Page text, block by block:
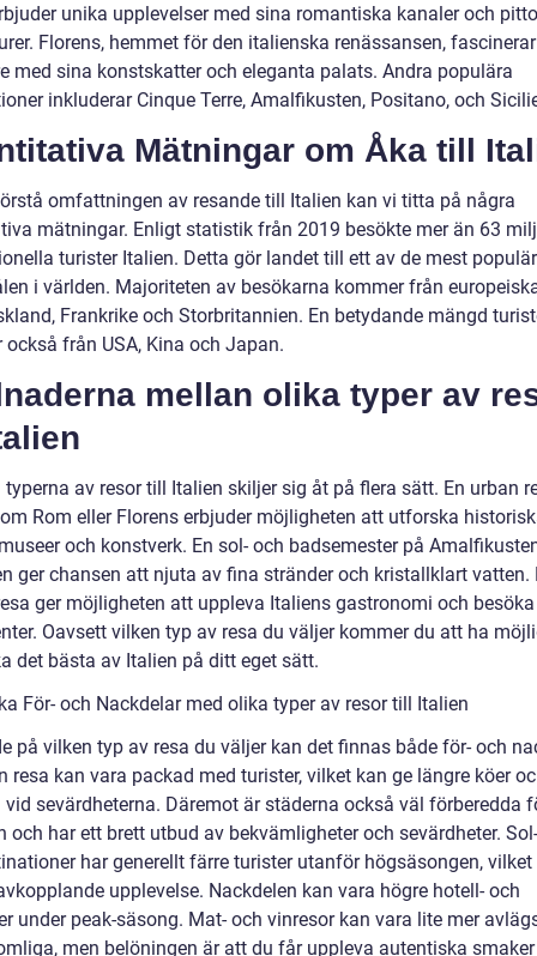
unika upplevelser med sina romantiska kanaler och
Florens, hemmet för den italienska renässansen, fascinerar
med sina konstskatter och eleganta palats. Andra populära
inkluderar Cinque Terre, Amalfikusten, Positano, och
Mätningar om Åka till
omfattningen av resande till Italien kan vi titta på några
mätningar. Enligt statistik från 2019 besökte mer än 63
turister Italien. Detta gör landet till ett av de mest
i världen. Majoriteten av besökarna kommer från
Frankrike och Storbritannien. En betydande mängd
också från USA, Kina och Japan.
mellan olika typer av
typerna av resor till Italien skiljer sig åt på flera sätt. En urban
Rom eller Florens erbjuder möjligheten att utforska
och konstverk. En sol- och badsemester på
ger chansen att njuta av fina stränder och kristallklart vatten.
ger möjligheten att uppleva Italiens gastronomi och
Oavsett vilken typ av resa du väljer kommer du att ha
det bästa av Italien på ditt eget sätt.
För- och Nackdelar med olika typer av resor till Italien
på vilken typ av resa du väljer kan det finnas både för- och
resa kan vara packad med turister, vilket kan ge längre köer
vid sevärdheterna. Däremot är städerna också väl förberedda
och har ett brett utbud av bekvämligheter och sevärdheter.
har generellt färre turister utanför högsäsongen, vilket
upplevelse. Nackdelen kan vara högre hotell- och
under peak-säsong. Mat- och vinresor kan vara lite mer
men belöningen är att du får uppleva autentiska